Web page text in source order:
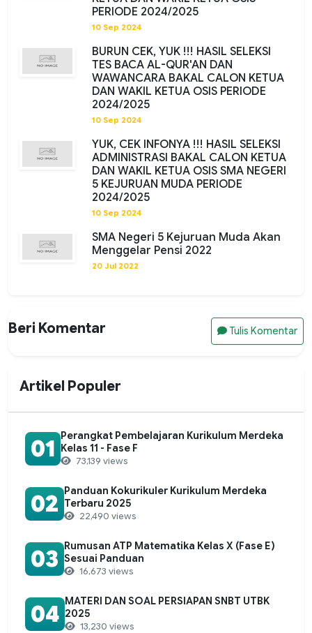
PERIODE 2024/2025
10 Sep 2024
BURUN CEK, YUK !!! HASIL SELEKSI
TES BACA AL-QUR'AN DAN
WAWANCARA BAKAL CALON KETUA
DAN WAKIL KETUA OSIS PERIODE
2024/2025
10 Sep 2024
YUK, CEK INFONYA !!! HASIL SELEKSI
ADMINISTRASI BAKAL CALON KETUA
DAN WAKIL KETUA OSIS SMA NEGERI
5 KEJURUAN MUDA PERIODE
2024/2025
10 Sep 2024
SMA Negeri 5 Kejuruan Muda Akan
Menggelar Pensi 2022
20 Jul 2022
Beri Komentar Tulis Komentar
Artikel Populer
01 Perangkat Pembelajaran Kurikulum Merdeka
Kelas 11 - Fase F
73,139 views
02 Panduan Kokurikuler Kurikulum Merdeka
Terbaru 2025
22,490 views
03 Rumusan ATP Matematika Kelas X (Fase E)
Sesuai Panduan
16,673 views
04 MATERI DAN SOAL PERSIAPAN SNBT UTBK
2025
13,230 views